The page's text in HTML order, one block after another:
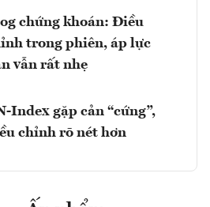
chứng khoán: Điều
trong phiên, áp lực
vẫn rất nhẹ
Index gặp cản “cứng”,
chỉnh rõ nét hơn